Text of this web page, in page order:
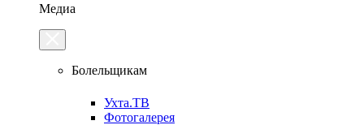
Медиа
Болельщикам
Ухта.ТВ
Фотогалерея